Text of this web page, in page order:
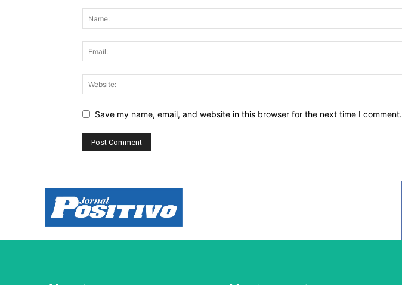
Save my name, email, and website in this browser for the next time I comment.